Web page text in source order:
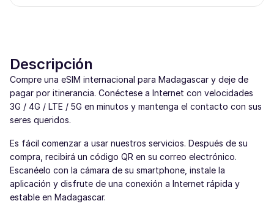
Descripción
Compre una eSIM internacional para Madagascar y deje de
pagar por itinerancia. Conéctese a Internet con velocidades
3G / 4G / LTE / 5G en minutos y mantenga el contacto con sus
seres queridos.
Es fácil comenzar a usar nuestros servicios. Después de su
compra, recibirá un código QR en su correo electrónico.
Escanéelo con la cámara de su smartphone, instale la
aplicación y disfrute de una conexión a Internet rápida y
estable en Madagascar.